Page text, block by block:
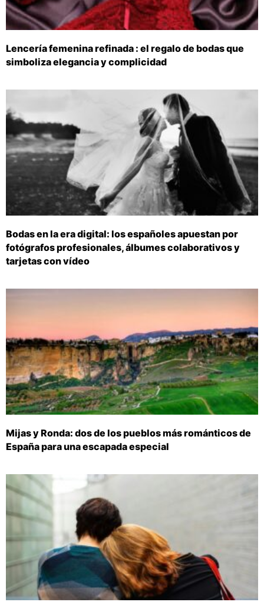
Lencería femenina refinada : el regalo de bodas que
simboliza elegancia y complicidad
Bodas en la era digital: los españoles apuestan por
fotógrafos profesionales, álbumes colaborativos y
tarjetas con vídeo
Mijas y Ronda: dos de los pueblos más románticos de
España para una escapada especial